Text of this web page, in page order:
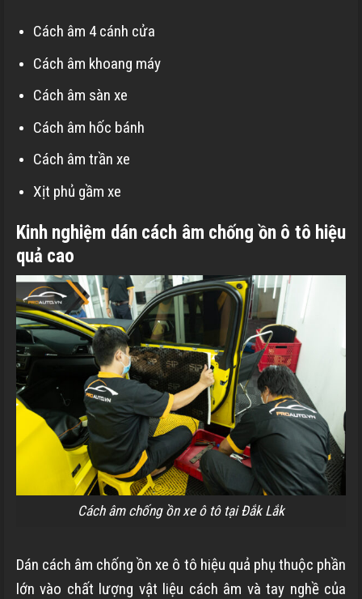
Cách âm 4 cánh cửa
Cách âm khoang máy
Cách âm sàn xe
Cách âm hốc bánh
Cách âm trần xe
Xịt phủ gầm xe
Kinh nghiệm dán cách âm chống ồn ô tô hiệu
quả cao
Cách âm chống ồn xe ô tô tại Đắk Lắk
Dán cách âm chống ồn xe ô tô hiệu quả phụ thuộc phần
lớn vào chất lượng vật liệu cách âm và tay nghề của